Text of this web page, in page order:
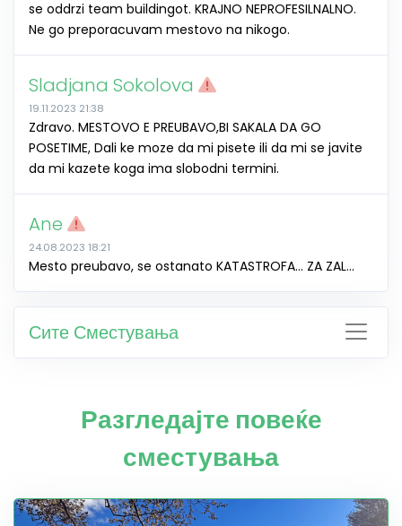
se oddrzi team buildingot. KRAJNO NEPROFESILNALNO.
Ne go preporacuvam mestovo na nikogo.
Sladjana Sokolova
19.11.2023 21:38
Zdravo. MESTOVO E PREUBAVO,BI SAKALA DA GO
POSETIME, Dali ke moze da mi pisete ili da mi se javite
da mi kazete koga ima slobodni termini.
Ane
24.08.2023 18:21
Mesto preubavo, se ostanato KATASTROFA... ZA ZAL...
Сите Сместувања
Разгледајте повеќе
сместувања